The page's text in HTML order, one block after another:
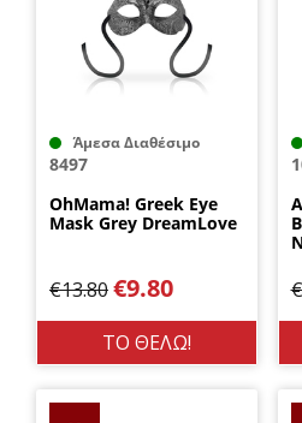
Άμεσα Διαθέσιμο
8497
OhMama! Greek Eye
Mask Grey DreamLove
€13.80€9.80
ΤΟ ΘΕΛΩ!
€